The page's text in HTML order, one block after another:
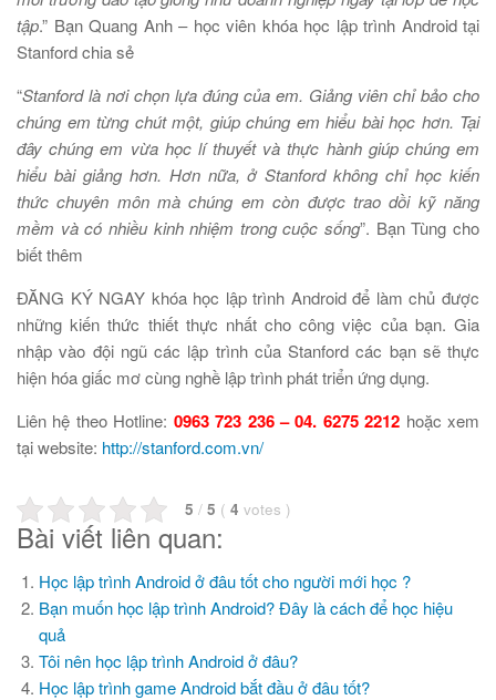
tập.” Bạn Quang Anh – học viên khóa học lập trình Android tại
Stanford chia sẻ
“Stanford là nơi chọn lựa đúng của em. Giảng viên chỉ bảo cho
chúng em từng chút một, giúp chúng em hiểu bài học hơn. Tại
đây chúng em vừa học lí thuyết và thực hành giúp chúng em
hiểu bài giảng hơn. Hơn nữa, ở Stanford không chỉ học kiến
thức chuyên môn mà chúng em còn được trao dồi kỹ năng
mềm và có nhiều kinh nhiệm trong cuộc sống”. Bạn Tùng cho
biết thêm
ĐĂNG KÝ NGAY khóa học lập trình Android để làm chủ được
những kiến thức thiết thực nhất cho công việc của bạn. Gia
nhập vào đội ngũ các lập trình của Stanford các bạn sẽ thực
hiện hóa giấc mơ cùng nghề lập trình phát triển ứng dụng.
Liên hệ theo Hotline: 0963 723 236 – 04. 6275 2212 hoặc xem
tại website: http://stanford.com.vn/
5 / 5 ( 4 votes )
Bài viết liên quan:
Học lập trình Android ở đâu tốt cho người mới học ?
Bạn muốn học lập trình Android? Đây là cách để học hiệu
quả
Tôi nên học lập trình Android ở đâu?
Học lập trình game Android bắt đầu ở đâu tốt?